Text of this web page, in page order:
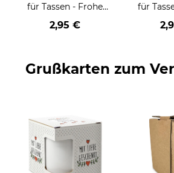
für Tassen - Frohe
Weihnachten - HO
HO HO - rot
2,95 €
für
HO HO
Grußkarten zum